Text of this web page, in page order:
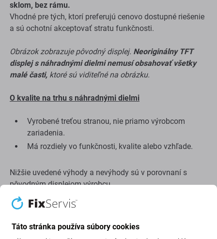
sklom, bez rámu.
Vhodné pre tých, ktorí preferujú cenovo dostupné riešenie
a sú ochotní akceptovať stratu funkčnosti.
Obrázok zobrazuje pôvodný displej. Neoriginálny TFT
displej s náhradnými dielmi nemusí obsahovať všetky
malé časti, ktoré sú viditeľné na obrázku.
O kvalite na trhu s náhradnými dielmi
Vyrobené treťou stranou, nie priamo výrobcom
zariadenia.
Má rozdiely vo funkčnosti, kvalite alebo vzhľade.
Nižšie uvedené výhody a nevýhody sú v porovnaní s
pôvodným displejom výrobcu.
Výhody:
Použitie technológie LCD
Táto stránka používa súbory cookies